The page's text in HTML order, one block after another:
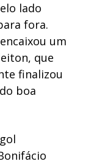
lado
fora.
um
que
finalizou
boa